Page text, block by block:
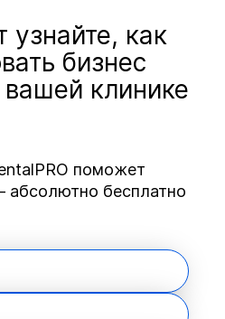
узнайте, как
бизнес
клинике
поможет
абсолютно бесплатно